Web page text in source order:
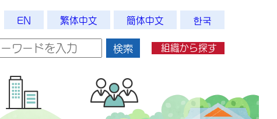
EN 繁体中文 簡体中文 한국
検索 組織から探す